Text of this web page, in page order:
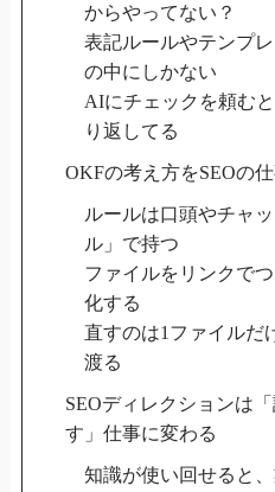
からやってない？
表記ルールやテンプ
の中にしかない
AIにチェックを頼む
り返してる
OKFの考え方をSEOの
ルールは口頭やチャ
ル」で持つ
ファイルをリンクで
化する
直すのは1ファイルだ
渡る
SEOディレクションは
す」仕事に変わる
知識が使い回せると